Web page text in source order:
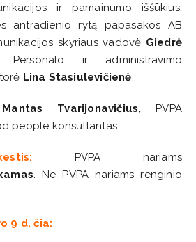
ir pamainumo iššūkius,
antradienio rytą papasakos AB
skyriaus vadovė Giedrė
ir administravimo
Lina Stasiulevičienė
Tvarijonavičius, PVPA
people konsultantas
PVPA nariams
. Ne PVPA nariams renginio
9 d. čia: